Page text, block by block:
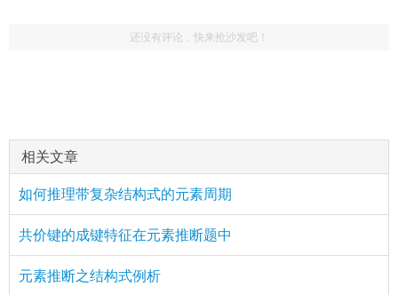
还没有评论，快来抢沙发吧！
相关文章
如何推理带复杂结构式的元素周期
共价键的成键特征在元素推断题中
元素推断之结构式例析